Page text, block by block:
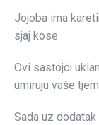
Jojoba ima
sjaj kose.
Ovi sastojci
umiruju vaše
Sada uz